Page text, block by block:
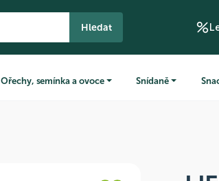
Hledat
Ořechy, semínka a ovoce Snídaně